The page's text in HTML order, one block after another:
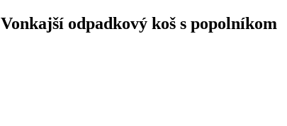
Vonkajší odpadkový koš s popolníkom